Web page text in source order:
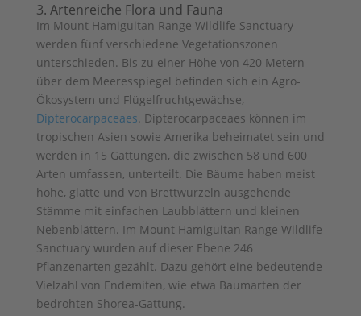
3. Artenreiche Flora und Fauna
Im Mount Hamiguitan Range Wildlife Sanctuary
werden fünf verschiedene Vegetationszonen
unterschieden. Bis zu einer Höhe von 420 Metern
über dem Meeresspiegel befinden sich ein Agro-
Ökosystem und Flügelfruchtgewächse,
Dipterocarpaceaes. Dipterocarpaceaes können im
tropischen Asien sowie Amerika beheimatet sein und
werden in 15 Gattungen, die zwischen 58 und 600
Arten umfassen, unterteilt. Die Bäume haben meist
hohe, glatte und von Brettwurzeln ausgehende
Stämme mit einfachen Laubblättern und kleinen
Nebenblättern. Im Mount Hamiguitan Range Wildlife
Sanctuary wurden auf dieser Ebene 246
Pflanzenarten gezählt. Dazu gehört eine bedeutende
Vielzahl von Endemiten, wie etwa Baumarten der
bedrohten Shorea-Gattung.